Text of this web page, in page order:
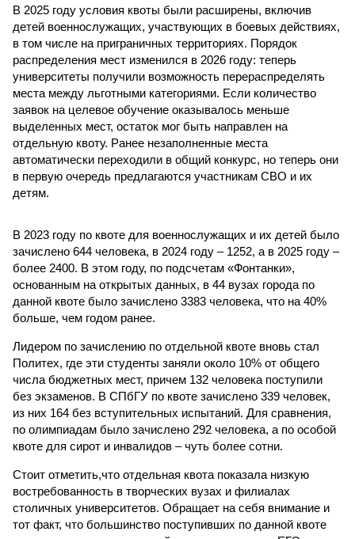
В 2025 году условия квоты были расширены, включив
детей военнослужащих, участвующих в боевых действиях,
в том числе на приграничных территориях. Порядок
распределения мест изменился в 2026 году: теперь
университеты получили возможность перераспределять
места между льготными категориями. Если количество
заявок на целевое обучение оказывалось меньше
выделенных мест, остаток мог быть направлен на
отдельную квоту. Ранее незаполненные места
автоматически переходили в общий конкурс, но теперь они
в первую очередь предлагаются участникам СВО и их
детям.
В 2023 году по квоте для военнослужащих и их детей было
зачислено 644 человека, в 2024 году – 1252, а в 2025 году –
более 2400. В этом году, по подсчетам «Фонтанки»,
основанным на открытых данных, в 44 вузах города по
данной квоте было зачислено 3383 человека, что на 40%
больше, чем годом ранее.
Лидером по зачислению по отдельной квоте вновь стал
Политех, где эти студенты заняли около 10% от общего
числа бюджетных мест, причем 132 человека поступили
без экзаменов. В СПбГУ по квоте зачислено 339 человек,
из них 164 без вступительных испытаний. Для сравнения,
по олимпиадам было зачислено 292 человека, а по особой
квоте для сирот и инвалидов – чуть более сотни.
Стоит отметить,что отдельная квота показала низкую
востребованность в творческих вузах и филиалах
столичных университетов. Обращает на себя внимание и
тот факт, что большинство поступивших по данной квоте